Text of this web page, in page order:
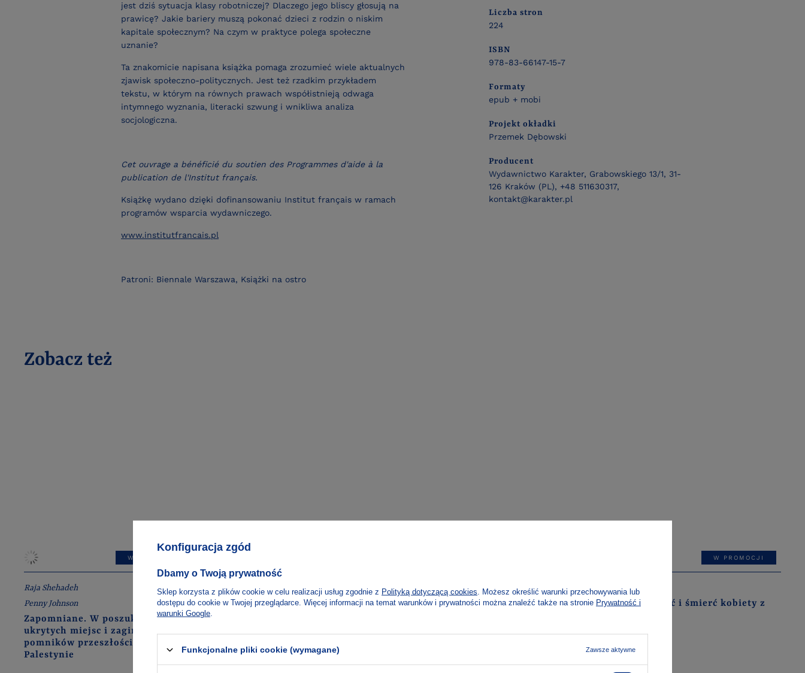
jest dziś sytuacja klasy robotniczej? Dlaczego jego bliscy głosują na
prawicę? Jakie bariery muszą pokonać dzieci z rodzin o niskim
kapitale społecznym? Na czym w praktyce polega społeczne
uznanie?
Ta znakomicie napisana książka pomaga zrozumieć wiele aktualnych
zjawisk społeczno-politycznych. Jest też rzadkim przykładem
tekstu, w którym na równych prawach współistnieją odwaga
intymnego wyznania, literacki szwung i wnikliwa analiza
socjologiczna.
Cet ouvrage a bénéficié du soutien des Programmes d'aide à la
publication de l'Institut français.
Książkę wydano dzięki dofinansowaniu Institut français w ramach
programów wsparcia wydawniczego.
www.institutfrancais.pl
Patroni: Biennale Warszawa, Książki na ostro
Liczba stron
224
ISBN
978-83-66147-15-7
Formaty
epub + mobi
Projekt okładki
Przemek Dębowski
Producent
Wydawnictwo Karakter, Grabowskiego 13/1, 31-
126 Kraków (PL), +48 511630317,
kontakt@karakter.pl
Zobacz też
W PROMOCJI
Raja Shehadeh
Penny Johnson
Zapomniane. W poszukiwaniu
ukrytych miejsc i zaginionych
pomników przeszłości w
Palestynie
Didier Eribon
Powrót do Reims
Alina Szapocznikow
Ryszard Stanisławski
W PROMOCJI
Didier Eribon
Życie, starość i śmierć kobiety z
Konfiguracja zgód
Dbamy o Twoją prywatność
Sklep korzysta z plików cookie w celu realizacji usług zgodnie z Polityką dotyczącą cookies . Możesz określić warunki przechowywania lub
dostępu do cookie w Twojej przeglądarce. Więcej informacji na temat warunków i prywatności można znaleźć także na stronie Prywatność i
warunki Google
Funkcjonalne pliki cookie (wymagane) Zawsze aktywne